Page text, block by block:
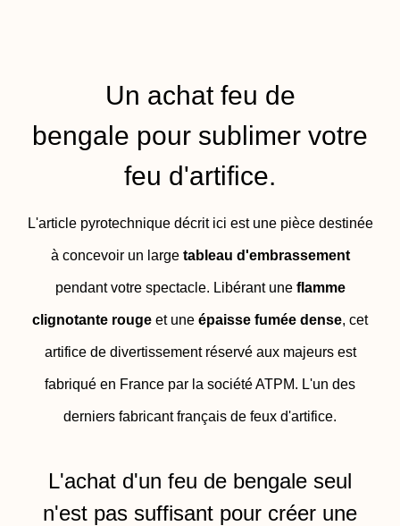
Un achat feu de
bengale pour sublimer votre
feu d'artifice.
L'article pyrotechnique décrit ici est une pièce destinée
à concevoir un large tableau d'embrassement
pendant votre spectacle. Libérant une flamme
clignotante rouge et une épaisse fumée dense, cet
artifice de divertissement réservé aux majeurs est
fabriqué en France par la société ATPM. L'un des
derniers fabricant français de feux d'artifice.
L'achat d'un feu de bengale seul
n'est pas suffisant pour créer une